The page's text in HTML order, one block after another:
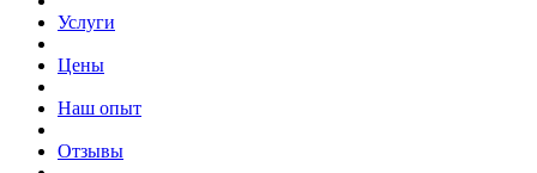
Услуги
Цены
Наш опыт
Отзывы